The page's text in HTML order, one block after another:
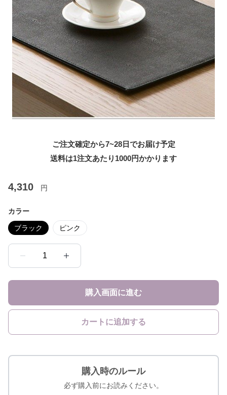
ご注文確定から7~28日でお届け予定
送料は1注文あたり 1000円かかります
4,310 円
カラー
ブラック ピンク
1
購入画面に進む
カートに追加する
購入時のルール
必ず購入前にお読みください。